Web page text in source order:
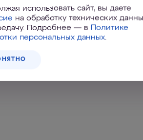
использовать сайт, вы даете
на обработку технических
Подробнее — в Политике
персональных данных.